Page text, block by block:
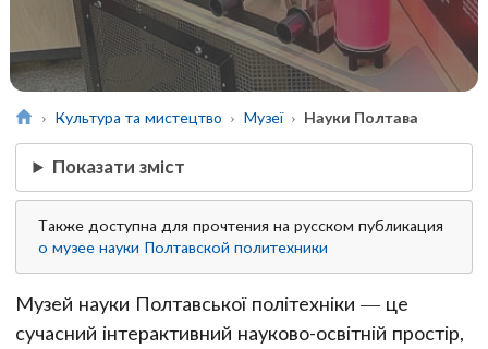
Культура та мистецтво Музеї Науки Полтава
Показати зміст
Также доступна для прочтения на русском публикация
о музее науки Полтавской политехники
Музей науки Полтавської політехніки — це
сучасний інтерактивний науково-освітній простір,